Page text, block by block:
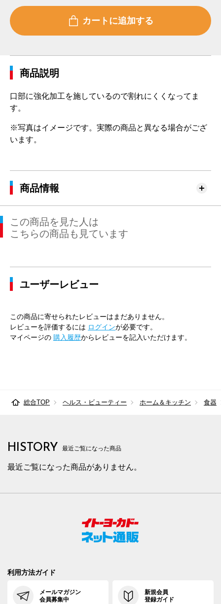
商品説明
口部に強化加工を施しているので割れにくくなってま
す。
※写真はイメージです。実際の商品と異なる場合がござ
います。
商品情報
この商品を見た人は
こちらの商品も見ています
ユーザーレビュー
この商品に寄せられたレビューはまだありません。
レビューを評価するには ログインが必要です。
マイページの 購入履歴からレビューを記入いただけます。
総合TOP ヘルス・ビューティー ホーム＆キッチン 食器
HISTORY 最近ご覧になった商品
最近ご覧になった商品がありません。
利用方法ガイド
メールマガジン
会員募集中
新規会員
登録ガイド